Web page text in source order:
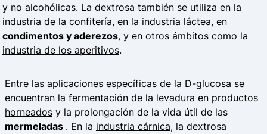
y no alcohólicas. La dextrosa también se utiliza en la
industria de la confitería, en la industria láctea, en
condimentos y aderezos, y en otros ámbitos como la
industria de los aperitivos.
Entre las aplicaciones específicas de la D-glucosa se
encuentran la fermentación de la levadura en productos
horneados y la prolongación de la vida útil de las
mermeladas . En la industria cárnica, la dextrosa